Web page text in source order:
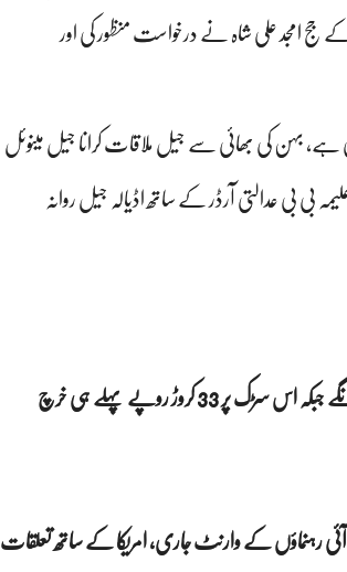
امجد علی شاہ نے درخواست منظور کی اور
ہے، بہن کی بھائی سے جیل ملاقات کرانا جیل مینوئل
بی بی عدالتی آرڈر کے ساتھ اڈیالہ جیل روانہ
شگر تا سکردو روڈ موت کا نیا کنواں اور ا کرپشن کا بہترین ذریعہ، اب مزید 16 کروڑ خرچ ہونگے جبکہ اس سڑک پر 33 کروڑ روپے پہلے ہی خرچ
کچھ ہوتا رہا، اہم خبروں کی جھلکیاں ، ریاست مخالف پروپیگنڈا: 20 پی ٹی آئی رہنماؤں کے وارنٹ جاری، امریکا کے ساتھ تعلقات